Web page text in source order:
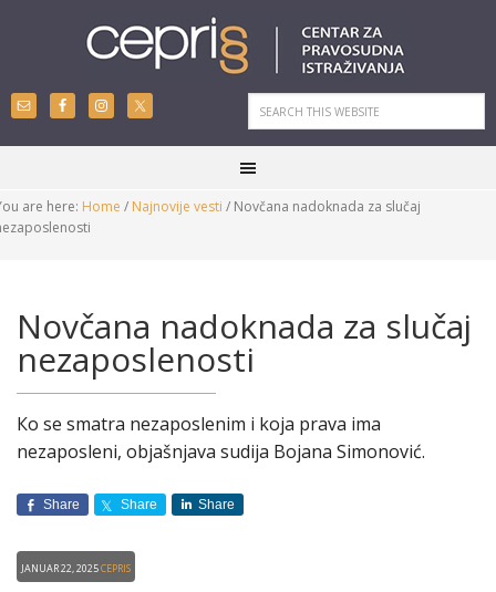
are here: Home / Najnovije vesti / Novčana nadoknada za slučaj
Novčana nadoknada za slučaj
nezaposlenosti
Кo se smatra nezaposlenim i koja prava ima
nezaposleni, objašnjava sudija Bojana Simonović.
Share Share Share
Januar 22, 2025CEPRIS